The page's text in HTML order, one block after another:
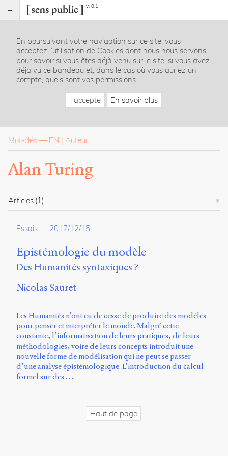
v. 0.1
Index
Rubriques
Essais
La
revue
Présentation
Publier
À
propos
du
site
Archipel
En
Mastodon
Université
de
Sherbrooke
Campus
En poursuivant votre navigation sur ce site, vous
acceptez l’utilisation de Cookies dont nous nous servons
pour savoir si vous êtes déjà venu sur le site, si vous avez
déjà vu ce bandeau et, dans le cas où vous auriez un
compte, quels sont vos permissions.
J'accepte En savoir plus
Mot-clés — EN Auteur
Alan Turing
Articles (1)
Essais — 2017/12/15
Epistémologie du modèle
Des Humanités syntaxiques ?
Nicolas Sauret
Les Humanités n’ont eu de cesse de produire des modèles
pour penser et interpréter le monde. Malgré cette
constante, l’informatisation de leurs pratiques, de leurs
méthodologies, voire de leurs concepts introduit une
nouvelle forme de modélisation qui ne peut se passer
d’une analyse épistémologique. L’introduction du calcul
formel sur des …
Haut de page